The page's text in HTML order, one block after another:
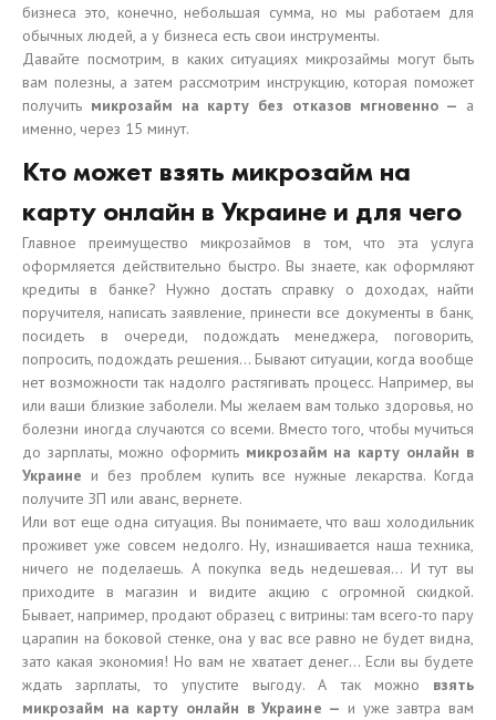
бизнеса это, конечно, небольшая сумма, но мы работаем для
обычных людей, а у бизнеса есть свои инструменты.
Давайте посмотрим, в каких ситуациях микрозаймы могут быть
вам полезны, а затем рассмотрим инструкцию, которая поможет
получить микрозайм на карту без отказов мгновенно — а
именно, через 15 минут.
Кто может взять микрозайм на
карту онлайн в Украине и для чего
Главное преимущество микрозаймов в том, что эта услуга
оформляется действительно быстро. Вы знаете, как оформляют
кредиты в банке? Нужно достать справку о доходах, найти
поручителя, написать заявление, принести все документы в банк,
посидеть в очереди, подождать менеджера, поговорить,
попросить, подождать решения… Бывают ситуации, когда вообще
нет возможности так надолго растягивать процесс. Например, вы
или ваши близкие заболели. Мы желаем вам только здоровья, но
болезни иногда случаются со всеми. Вместо того, чтобы мучиться
до зарплаты, можно оформить микрозайм на карту онлайн в
Украине и без проблем купить все нужные лекарства. Когда
получите ЗП или аванс, вернете.
Или вот еще одна ситуация. Вы понимаете, что ваш холодильник
проживет уже совсем недолго. Ну, изнашивается наша техника,
ничего не поделаешь. А покупка ведь недешевая… И тут вы
приходите в магазин и видите акцию с огромной скидкой.
Бывает, например, продают образец с витрины: там всего-то пару
царапин на боковой стенке, она у вас все равно не будет видна,
зато какая экономия! Но вам не хватает денег… Если вы будете
ждать зарплаты, то упустите выгоду. А так можно взять
микрозайм на карту онлайн в Украине — и уже завтра вам